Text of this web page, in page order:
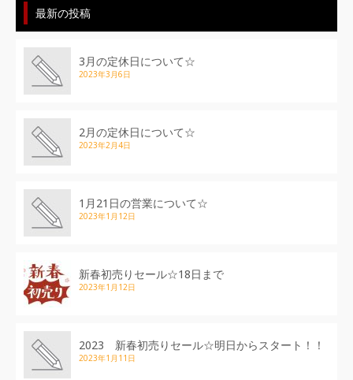
最新の投稿
3月の定休日について☆
2023年3月6日
2月の定休日について☆
2023年2月4日
1月21日の営業について☆
2023年1月12日
新春初売りセール☆18日まで
2023年1月12日
2023 新春初売りセール☆明日からスタート！！
2023年1月11日